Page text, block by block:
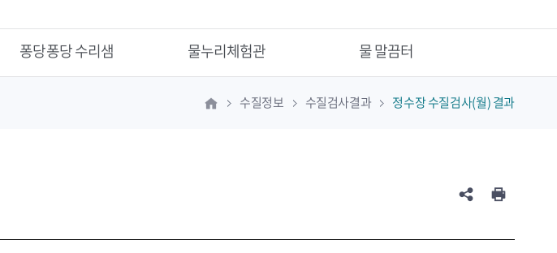
퐁당퐁당 수리샘 물누리체험관 물 말끔터
수질정보 수질검사결과 정수장 수질검사(월) 결과